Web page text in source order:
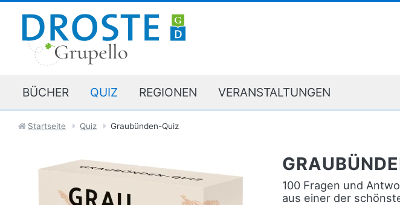
BÜCHER QUIZ REGIONEN VERANSTALTUNGEN
Startseite Quiz Graubünden-Quiz
100 Fragen und
aus einer der